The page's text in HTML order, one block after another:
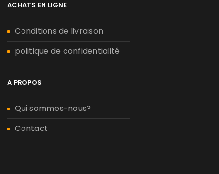
ACHATS EN LIGNE
Conditions de livraison
politique de confidentialité
A PROPOS
Qui sommes-nous?
Contact